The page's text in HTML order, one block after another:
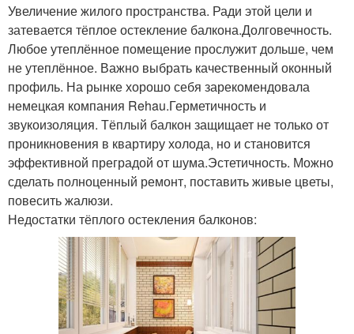
Увеличение жилого пространства. Ради этой цели и
затевается тёплое остекление балкона.Долговечность.
Любое утеплённое помещение прослужит дольше, чем
не утеплённое. Важно выбрать качественный оконный
профиль. На рынке хорошо себя зарекомендовала
немецкая компания Rehau.Герметичность и
звукоизоляция. Тёплый балкон защищает не только от
проникновения в квартиру холода, но и становится
эффективной преградой от шума.Эстетичность. Можно
сделать полноценный ремонт, поставить живые цветы,
повесить жалюзи.
Недостатки тёплого остекления балконов: